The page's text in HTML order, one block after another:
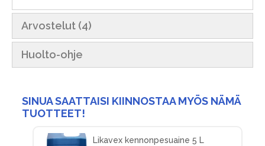
Arvostelut 4
Huolto-ohje
SINUA SAATTAISI KIINNOSTAA MYÖS NÄMÄ
TUOTTEET!
Likavex kennonpesuaine 5 L